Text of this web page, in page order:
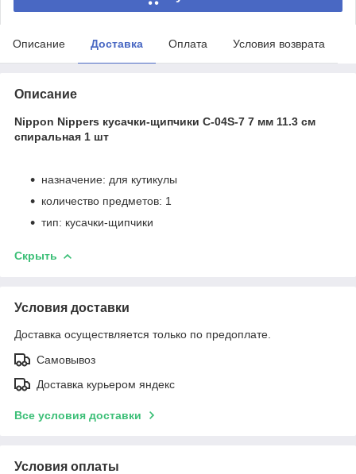
Описание Доставка Оплата Условия возврата
Описание
Nippon Nippers кусачки-щипчики C-04S-7 7 мм 11.3 см
спиральная 1 шт
назначение: для кутикулы
количество предметов: 1
тип: кусачки-щипчики
Скрыть
Условия доставки
Доставка осуществляется только по предоплате.
Самовывоз
Доставка курьером яндекс
Все условия доставки
Условия оплаты